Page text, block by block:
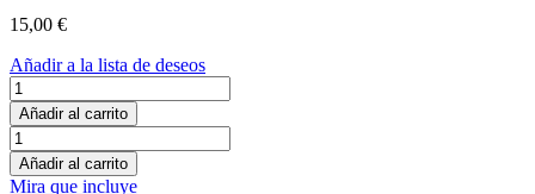
6)
15,00 €
Añadir a la lista de deseos
12
Palmeritas
de
chocolate
cantidad
Añadir al carrito
12
Palmeritas
de
Añadir al carrito
Mira que incluye